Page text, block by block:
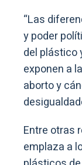
“Las
y poder
del plástico
exponen a
aborto y
Entre otras
emplaza a